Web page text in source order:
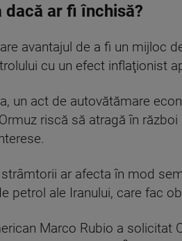
dacă ar fi închisă?
avantajul de a fi un mijloc
cu un efect inflaţionist
un act de autovătămare
riscă să atragă în
ar afecta în mod
petrol ale Iranului, care fac
Marco Rubio a solicitat